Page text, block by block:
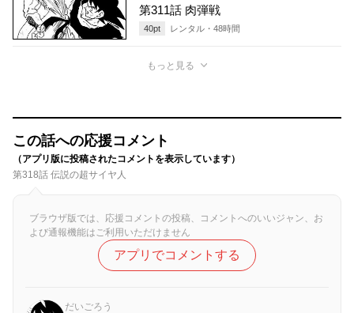
第311話 肉弾戦
40pt レンタル・ 48時間
もっと見る
この話への応援コメント
（アプリ版に投稿されたコメントを表示しています）
第318話 伝説の超サイヤ人
ブラウザ版では、応援コメントの投稿、コメントへのいいジャン、お
よび通報機能はご利用いただけません
アプリでコメントする
だいごろう